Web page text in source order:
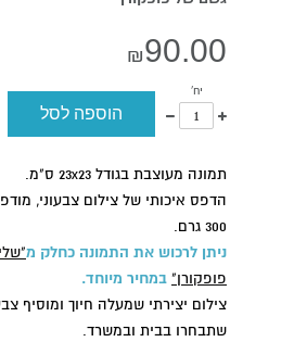
₪90.00
יח'
להוסיף
לכמות
הפריטים
הפריטים
הוספה לסל
תמונה מעוצבת בגודל 23x23 ס"מ.
הדפס איכותי של צילום צבעוני,
300 גרם.
ניתן לרכוש את התמונה כחלק מ
פופקורן" במחיר מיוחד.
צילום יצירתי שמעלה חיוך ומוסיף
שתבחרו בבית ובמשרד.